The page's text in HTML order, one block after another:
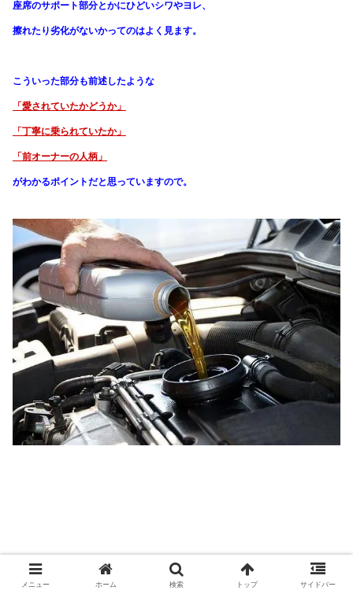
座席のサポート部分とかにひどいシワやヨレ、
擦れたり劣化がないかってのはよく見ます。
こういった部分も前述したような
「愛されていたかどうか」
「丁寧に乗られていたか」
「前オーナーの人柄」
がわかるポイントだと思っていますので。
メニュー ホーム 検索 トップ サイドバー